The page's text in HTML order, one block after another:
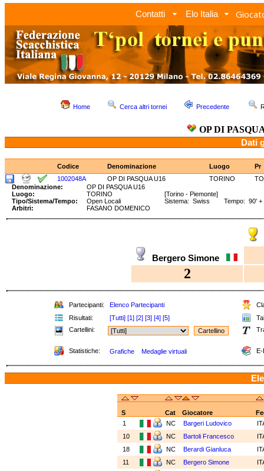
Contatti Elo Italia
Home Cerca altri tornei Precedente
OP DI
Dati
Codice Denominazione Luogo
Pr
1002048A
OP DI PASQUA U16 TORINO
TO
Denominazione:
OP DI PASQUA U16
Luogo:
TORINO
[Torino - Piemonte]
Tipo/Sistema/Tempo:
Open Locali
Sistema: Swiss Tempo: 90' +
Arbitri:
FASANO DOMENICO
Bergero Simone
2
Partecipanti: Elenco Partecipanti
Risultati:
[Tutti] [1] [2] [3] [4] [5]
Cartellini:
Statistiche: Grafiche Medaglie virtuali E-
S Cat Giocatore
1
NC Bargeri Ludovico
10
NC Bartoli Francesco
18
NC Berardi Gianluca
11
NC Bergero Simone